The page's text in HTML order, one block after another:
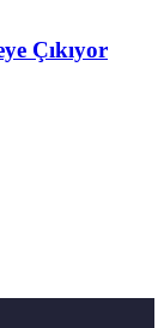
Çıkıyor